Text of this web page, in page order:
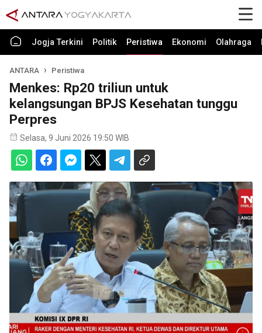
Jogja Terkini Politik Peristiwa Ekonomi Olahraga
ANTARA Peristiwa
Menkes: Rp20 triliun untuk
kelangsungan BPJS Kesehatan tunggu
Perpres
Selasa, 9 Juni 2026 19:50 WIB